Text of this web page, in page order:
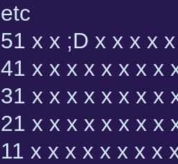
etc
51 x x ;D x x x x
41 x x x x x x x x
31 x x x x x x x x
21 x x x x x x x x
11 x x x x x x x x